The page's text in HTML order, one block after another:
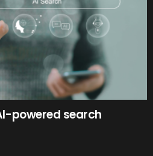
powered search